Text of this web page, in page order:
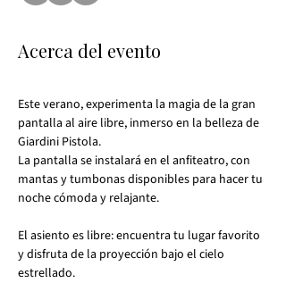
Acerca del evento
Este verano, experimenta la magia de la gran
pantalla al aire libre, inmerso en la belleza de
Giardini Pistola.
La pantalla se instalará en el anfiteatro, con
mantas y tumbonas disponibles para hacer tu
noche cómoda y relajante.
El asiento es libre: encuentra tu lugar favorito
y disfruta de la proyección bajo el cielo
estrellado.